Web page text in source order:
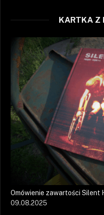
KARTKA Z
Omówienie zawartości Silent
09.08.2025